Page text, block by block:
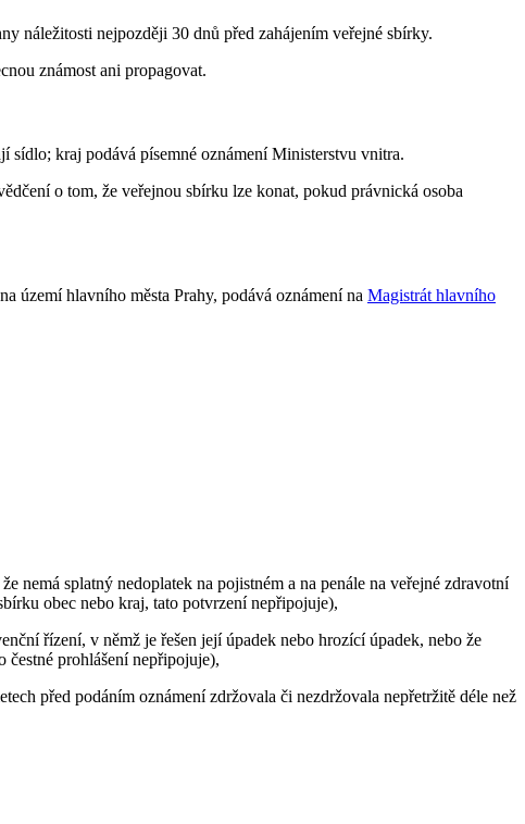
náležitosti nejpozději 30 dnů před zahájením veřejné sbírky.
známost ani propagovat.
kraj podává písemné oznámení Ministerstvu vnitra.
o tom, že veřejnou sbírku lze konat, pokud právnická osoba
území hlavního města Prahy, podává oznámení na Magistrát hlavního
nemá splatný nedoplatek na pojistném a na penále na veřejné zdravotní
obec nebo kraj, tato potvrzení nepřipojuje),
řízení, v němž je řešen její úpadek nebo hrozící úpadek, nebo že
čestné prohlášení nepřipojuje),
před podáním oznámení zdržovala či nezdržovala nepřetržitě déle než